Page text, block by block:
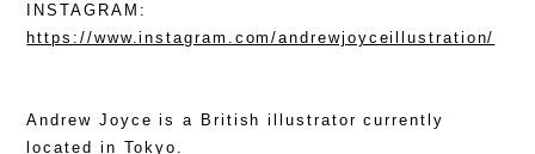
INSTAGRAM:
https://www.instagram.com/andrewjoyceillustration/
Andrew Joyce is a British illustrator currently
located in Tokyo.